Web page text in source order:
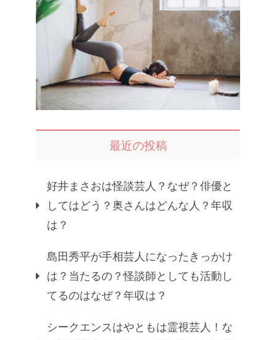
最近の投稿
好井まさおは怪談芸人？なぜ？俳優と
してはどう？奥さんはどんな人？年収
は？
島田秀平が手相芸人になったきっかけ
は？当たるの？怪談師としても活動し
てるのはなぜ？年収は？
シークエンスはやともは霊視芸人！な